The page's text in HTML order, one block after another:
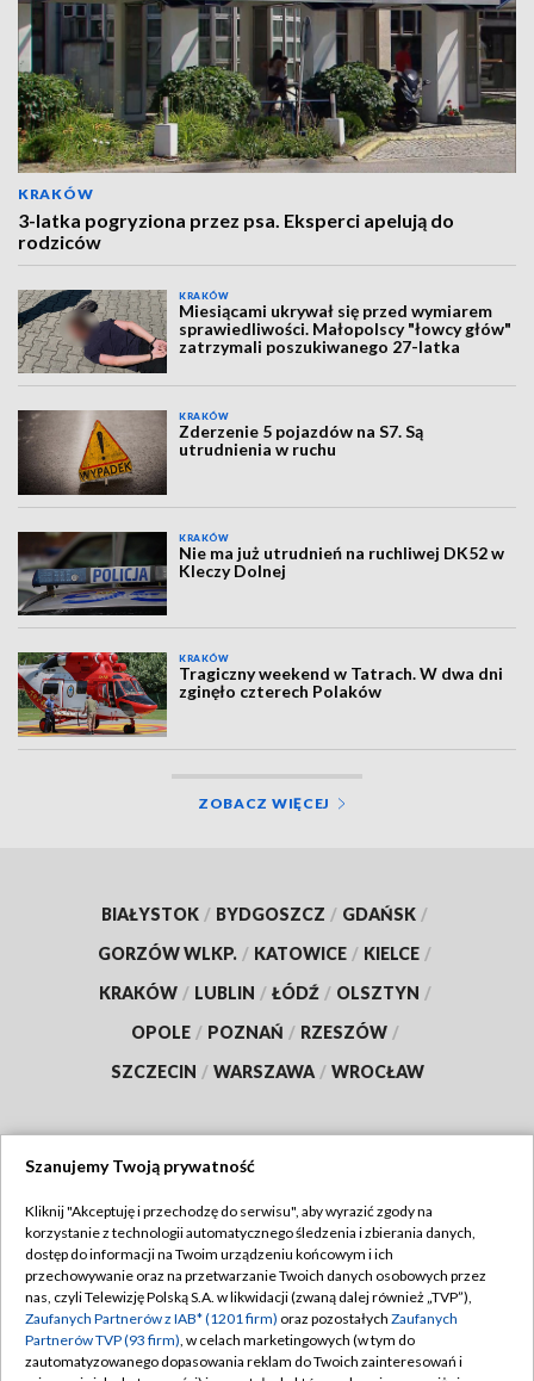
KRAKÓW
3-latka pogryziona przez psa. Eksperci apelują do
rodziców
KRAKÓW
Miesiącami ukrywał się przed wymiarem
sprawiedliwości. Małopolscy "łowcy głów"
zatrzymali poszukiwanego 27-latka
KRAKÓW
Zderzenie 5 pojazdów na S7. Są
utrudnienia w ruchu
KRAKÓW
Nie ma już utrudnień na ruchliwej DK52 w
Kleczy Dolnej
KRAKÓW
Tragiczny weekend w Tatrach. W dwa dni
zginęło czterech Polaków
ZOBACZ WIĘCEJ
BIAŁYSTOK / BYDGOSZCZ / GDAŃSK /
GORZÓW WLKP. / KATOWICE / KIELCE /
KRAKÓW / LUBLIN / ŁÓDŹ / OLSZTYN /
OPOLE / POZNAŃ / RZESZÓW /
SZCZECIN / WARSZAWA / WROCŁAW
TVP
Abonament TVP
Emisja w TVP
Centrum informacji TVP
Regulamin TVP
Polityka prywatności
Moje zgody
Szanujemy Twoją prywatność
Kliknij "Akceptuję i przechodzę do serwisu", aby wyrazić zgody na
korzystanie z technologii automatycznego śledzenia i zbierania danych,
dostęp do informacji na Twoim urządzeniu końcowym i ich
przechowywanie oraz na przetwarzanie Twoich danych osobowych przez
nas, czyli Telewizję Polską S.A. w likwidacji (zwaną dalej również „TVP”),
Zaufanych Partnerów z IAB* (1201 firm) oraz pozostałych Zaufanych
Partnerów TVP (93 firm), w celach marketingowych (w tym do
zautomatyzowanego dopasowania reklam do Twoich zainteresowań i